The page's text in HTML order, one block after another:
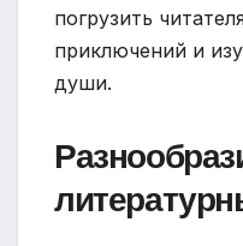
погрузить
приключений и
души.